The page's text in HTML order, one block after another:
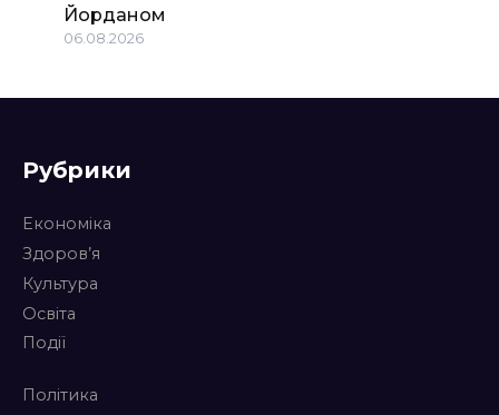
Йорданом
06.08.2026
Рубрики
Економіка
Здоров’я
Культура
Освіта
Події
Політика